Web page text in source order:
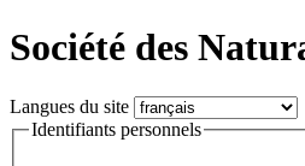
Société des
Langues du site
Identifiants personnels